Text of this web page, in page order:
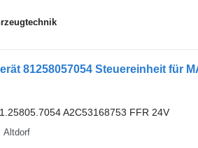
81258057054 Steuereinheit für
A2C53168753 FFR 24V
Altdorf